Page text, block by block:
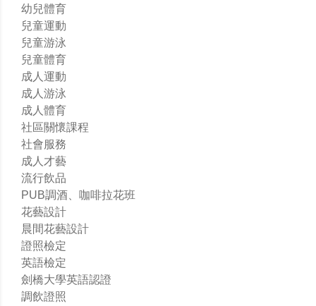
幼兒體育
兒童運動
兒童游泳
兒童體育
成人運動
成人游泳
成人體育
社區關懷課程
社會服務
成人才藝
流行飲品
PUB調酒、咖啡拉花班
花藝設計
晨間花藝設計
證照檢定
英語檢定
劍橋大學英語認證
調飲證照